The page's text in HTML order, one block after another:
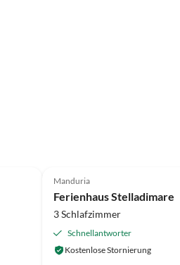
Manduria
Ferienhaus Stelladimare
3 Schlafzimmer
Schnellantworter
Kostenlose Stornierung